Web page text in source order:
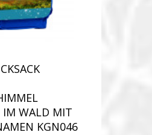
IM WALD MIT
KGN046